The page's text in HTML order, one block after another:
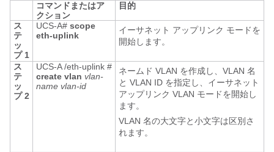
コマンドまたはア
クション
目的
ス
テ
ッ
プ 1
UCS-A# scope
eth-uplink
イーサネット アップリンク モードを
開始します。
ス
テ
ッ
プ 2
UCS-A /eth-uplink #
create vlan vlan-
name vlan-id
ネームド VLAN を作成し、VLAN 名
と VLAN ID を指定し、イーサネット
アップリンク VLAN モードを開始し
ます。
VLAN 名の大文字と小文字は区別さ
れます。